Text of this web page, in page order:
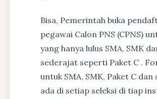
Bisa, Pemerintah buka
pegawai Calon PNS (CPNS)
yang hanya lulus SMA, SMK
sederajat seperti Paket C .
untuk SMA, SMK, Paket C
ada di setiap seleksi di tiap